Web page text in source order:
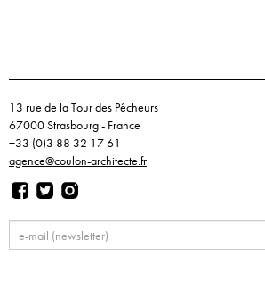
13 rue de la Tour des Pêcheurs
67000 Strasbourg - France
+33 (0)3 88 32 17 61
agence@coulon-architecte.fr